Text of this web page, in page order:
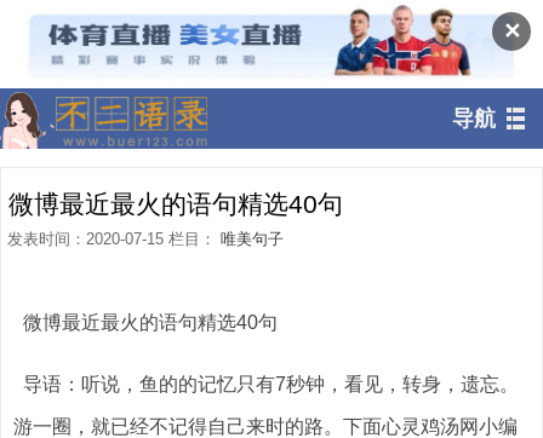
✕
导航
微博最近最火的语句精选40句
发表时间：2020-07-15 栏目： 唯美句子
微博最近最火的语句精选40句
导语：听说，鱼的的记忆只有7秒钟，看见，转身，遗忘。
游一圈，就已经不记得自己来时的路。下面心灵鸡汤网小编